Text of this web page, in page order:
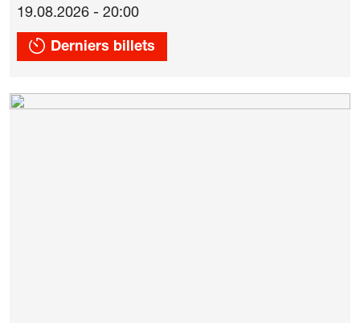
19.08.2026 - 20:00
Derniers billets